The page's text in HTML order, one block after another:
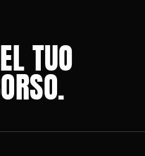
TUO